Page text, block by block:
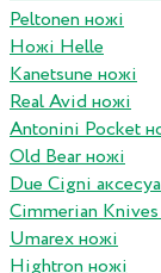
Peltonen ножі
Ножі Helle
Kanetsune ножі
Real Avid ножі
Antonini Pocket
Old Bear ножі
Due Cigni
Cimmerian
Umarex ножі
Hightron ножі